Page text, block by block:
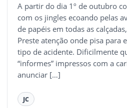
A partir do dia 1º de outubro
com os jingles ecoando pelas
de papéis em todas as
Preste atenção onde pisa para
tipo de acidente. Dificilmente
“informes” impressos com a
anunciar […]
JC